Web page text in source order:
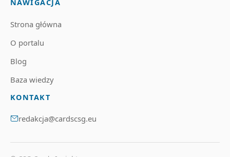
NAWIGACJA
Strona główna
O portalu
Blog
Baza wiedzy
KONTAKT
redakcja@cardscsg.eu